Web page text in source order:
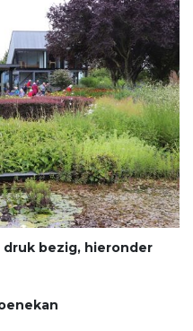
druk bezig, hieronder